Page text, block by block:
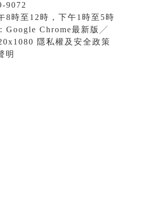
9072
8時至12時，下午1時至5時
Google Chrome最新版╱
隱私權及安全政策
明